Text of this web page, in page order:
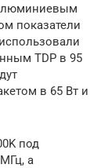
показатели
TDP в 95
в 65 Вт и
под
а